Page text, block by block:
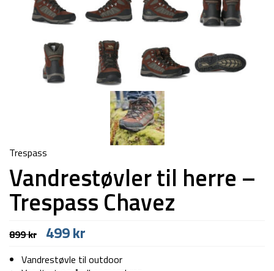
Trespass
Vandrestøvler til herre –
Trespass Chavez
899kr Den
oprindelige
pris
499kr
pris
Vandrestøvle til outdoor